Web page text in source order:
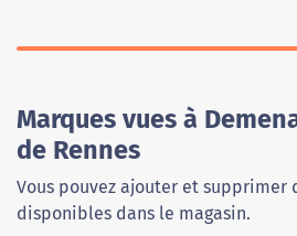
Marques vues à
de Rennes
Vous pouvez ajouter et supprimer
disponibles dans le magasin.